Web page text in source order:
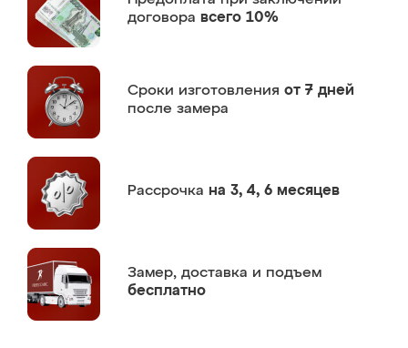
договора всего 10%
Сроки изготовления от 7 дней
после замера
Рассрочка на 3, 4, 6 месяцев
Замер, доставка и подъем
бесплатно